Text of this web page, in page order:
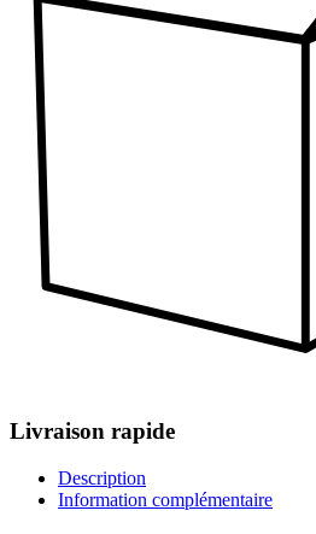
Livraison rapide
Description
Information complémentaire